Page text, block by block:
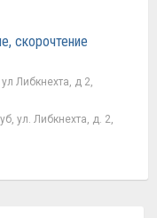
скорочтение
Либкнехта, д 2,
ул. Либкнехта, д. 2,